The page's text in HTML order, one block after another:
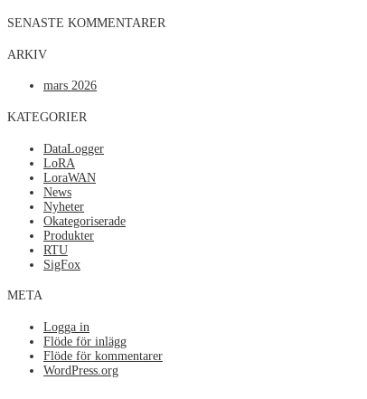
SENASTE KOMMENTARER
ARKIV
mars 2026
KATEGORIER
DataLogger
LoRA
LoraWAN
News
Nyheter
Okategoriserade
Produkter
RTU
SigFox
META
Logga in
Flöde för inlägg
Flöde för kommentarer
WordPress.org